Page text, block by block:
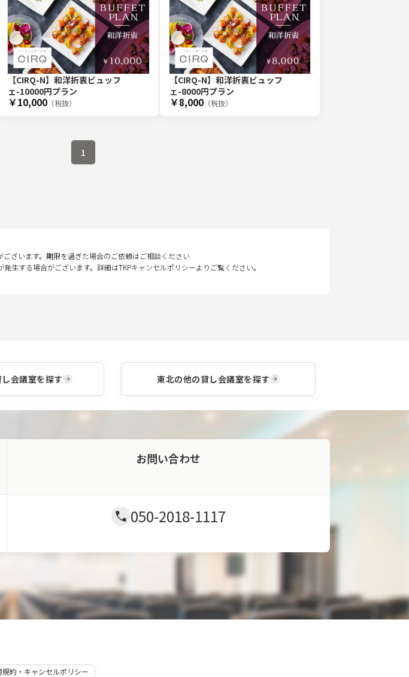
【CIRQ-N】和洋折衷ビュッフ
ェ-10000円プラン
￥10,000 （税抜）
【CIRQ-N】和洋折衷ビュッフ
ェ-8000円プラン
￥8,000（税抜）
1
ざいます。期限を過ぎた場合のご依頼はご相談ください
生する場合がございます。詳細はTKPキャンセルポリシーよりご覧ください。
会議室を探す 東北の他の貸し会議室を探す
お問い合わせ
050-2018-1117
規約・キャンセルポリシー